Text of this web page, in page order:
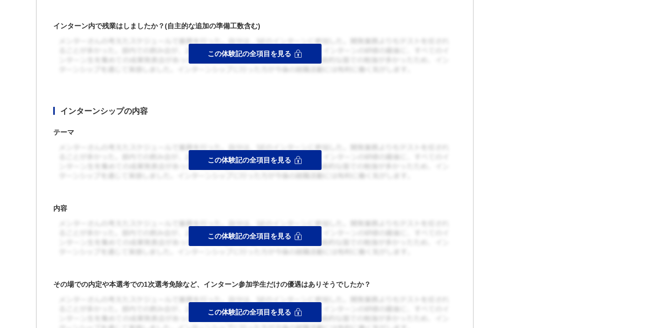
インターン内で残業はしましたか？(自主的な追加の準備工数含む)
インターンシップの内容
テーマ
内容
その場での内定や本選考での1次選考免除など、インターン参加学生だけの優遇はありそうでしたか？